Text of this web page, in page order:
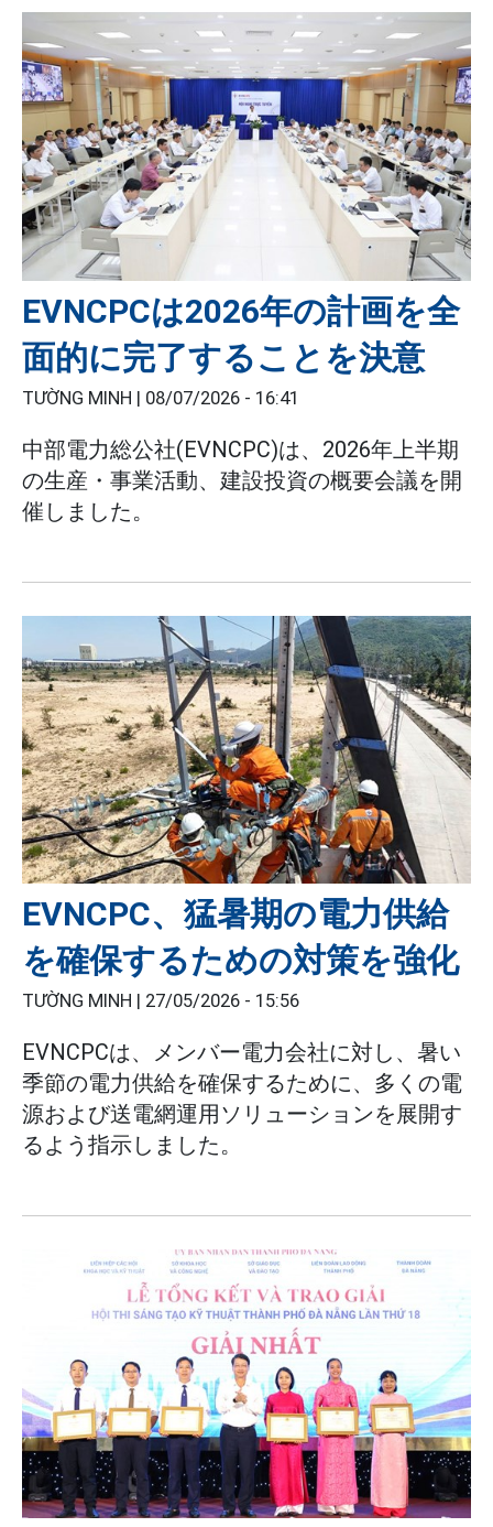
EVNCPCは2026年の計画を全
面的に完了することを決意
TƯỜNG MINH | 08/07/2026 - 16:41
中部電力総公社(EVNCPC)は、2026年上半期
の生産・事業活動、建設投資の概要会議を開
催しました。
EVNCPC、猛暑期の電力供給
を確保するための対策を強化
TƯỜNG MINH | 27/05/2026 - 15:56
EVNCPCは、メンバー電力会社に対し、暑い
季節の電力供給を確保するために、多くの電
源および送電網運用ソリューションを展開す
るよう指示しました。